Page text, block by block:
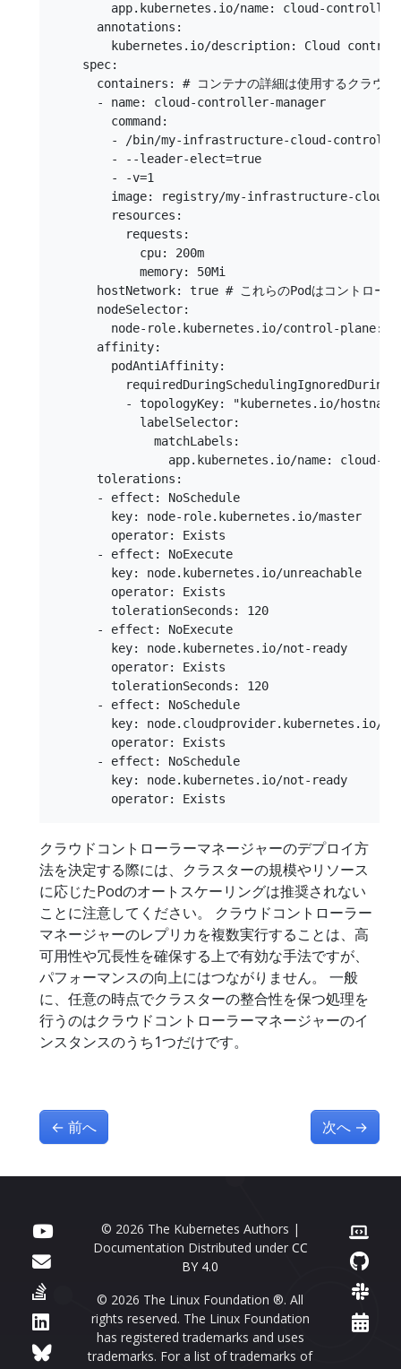
app.kubernetes.io/name: cloud-
      annotations:
kubernetes.io/description: Cloud
    spec:
containers: # コンテナの詳細は使用するクラウド
      - name: cloud-controller-manager
        command:
- /bin/my-infrastructure-cloud-
        - --leader-elect=true
        - -v=1
image: registry/my-infrastructure-
        resources:
          requests:
            cpu: 200m
            memory: 50Mi
hostNetwork: true # これらのPodはコントロール
      nodeSelector:
node-role.kubernetes.io/control-plane:
      affinity:
        podAntiAffinity:
- topologyKey: "kubernetes.io/
            labelSelector:
              matchLabels:
app.kubernetes.io/name: cloud-
      tolerations:
      - effect: NoSchedule
        key: node-role.kubernetes.io/master
        operator: Exists
      - effect: NoExecute
        key: node.kubernetes.io/unreachable
        operator: Exists
        tolerationSeconds: 120
      - effect: NoExecute
        key: node.kubernetes.io/not-ready
        operator: Exists
        tolerationSeconds: 120
      - effect: NoSchedule
key: node.cloudprovider.kubernetes.io/
        operator: Exists
      - effect: NoSchedule
        key: node.kubernetes.io/not-ready
クラウドコントローラーマネージャーのデプロイ方
法を決定する際には、クラスターの規模やリソース
に応じたPodのオートスケーリングは推奨されない
ことに注意してください。 クラウドコントローラー
マネージャーのレプリカを複数実行することは、高
可用性や冗長性を確保する上で有効な手法ですが、
パフォーマンスの向上にはつながりません。 一般
に、任意の時点でクラスターの整合性を保つ処理を
行うのはクラウドコントローラーマネージャーのイ
ンスタンスのうち1つだけです。
← 前へ 次へ →
© 2026 The Kubernetes Authors |
Documentation Distributed under CC
BY 4.0
© 2026 The Linux Foundation ®. All
rights reserved. The Linux Foundation
has registered trademarks and uses
trademarks. For a list of trademarks of